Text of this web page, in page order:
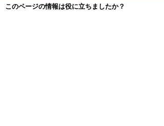
このページの情報は役に立ちましたか？